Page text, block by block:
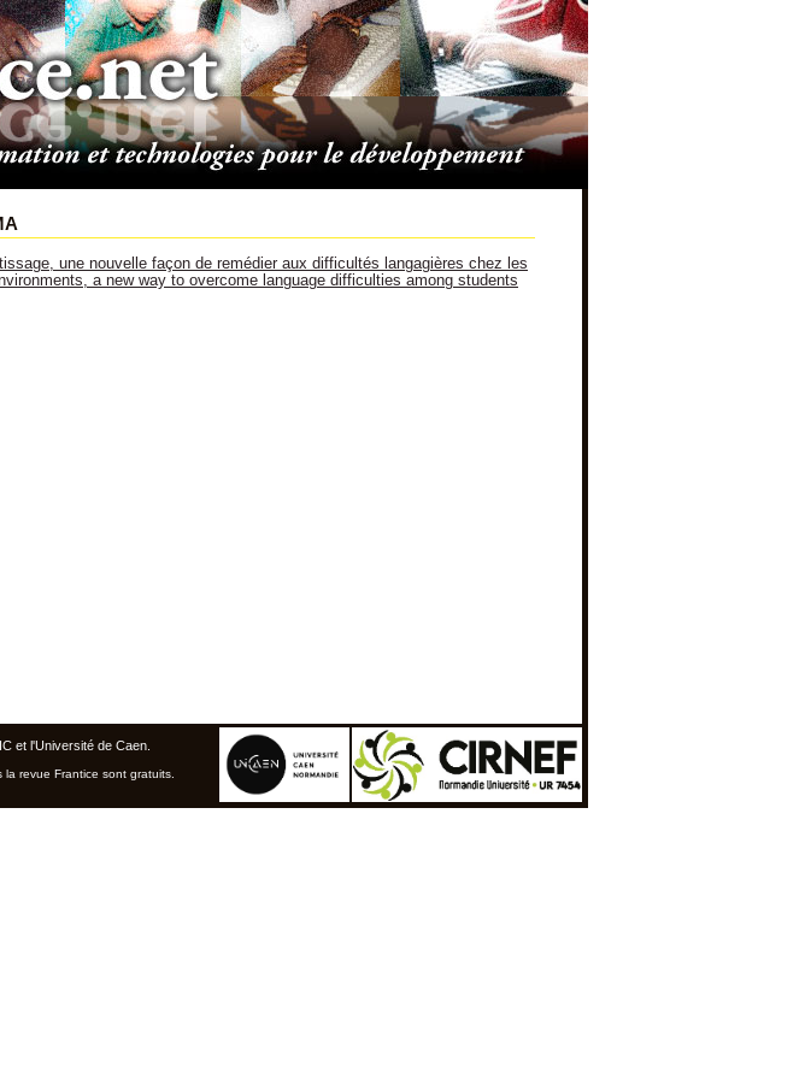
une nouvelle façon de remédier aux difficultés langagières chez les
a new way to overcome language difficulties among students
et l'Université de Caen
revue Frantice sont gratuits.